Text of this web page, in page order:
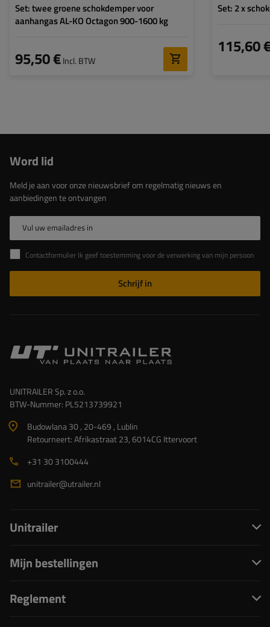
Set: twee groene schokdemper voor
aanhangas AL-KO Octagon 900-1600 kg
95,50 €Incl. BTW
Set: 2 x
115,60
Word lid
Meld je aan voor onze nieuwsbrief om regelmatig nieuws en
aanbiedingen te ontvangen
Vul uw emailadres in
Contactformulier Ik geef toestemming voor de verwerking van mijn persoonlijke gegevens in het contactformulier in overeenstemming met de Verordening van het Europees Parlement en de Raad (EU)
Schrijf in
UNITRAILER Sp. z o.o.
BTW-Nummer: PL5213739921
Budowlana 30 , 20-469 , Lublin
Retourneert: Afrikastraat 23, 6014CG Ittervoort
+31 30 3100444
unitrailer@utrailer.nl
Unitrailer
Mijn bestellingen
Reglement